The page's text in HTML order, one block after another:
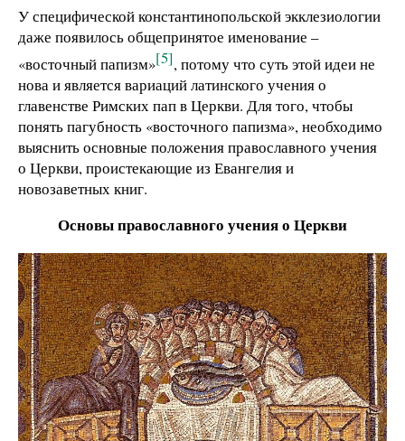
У специфической константинопольской экклезиологии
даже появилось общепринятое именование –
«восточный папизм»[5], потому что суть этой идеи не
нова и является вариаций латинского учения о
главенстве Римских пап в Церкви. Для того, чтобы
понять пагубность «восточного папизма», необходимо
выяснить основные положения православного учения
о Церкви, проистекающие из Евангелия и
новозаветных книг.
Основы православного учения о Церкви